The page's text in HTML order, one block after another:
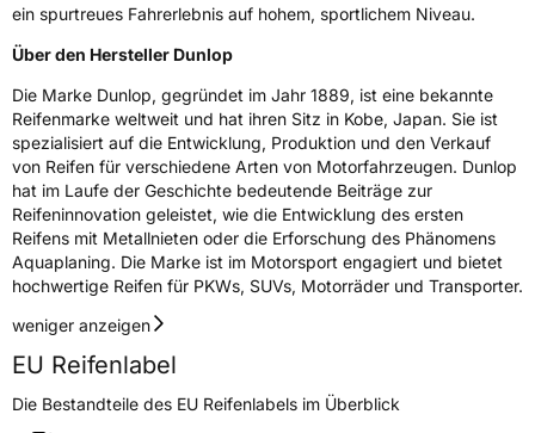
ein spurtreues Fahrerlebnis auf hohem, sportlichem Niveau.
Über den Hersteller Dunlop
Die Marke Dunlop, gegründet im Jahr 1889, ist eine bekannte
Reifenmarke weltweit und hat ihren Sitz in Kobe, Japan. Sie ist
spezialisiert auf die Entwicklung, Produktion und den Verkauf
von Reifen für verschiedene Arten von Motorfahrzeugen. Dunlop
hat im Laufe der Geschichte bedeutende Beiträge zur
Reifeninnovation geleistet, wie die Entwicklung des ersten
Reifens mit Metallnieten oder die Erforschung des Phänomens
Aquaplaning. Die Marke ist im Motorsport engagiert und bietet
hochwertige Reifen für PKWs, SUVs, Motorräder und Transporter.
weniger anzeigen
EU Reifenlabel
Die Bestandteile des EU Reifenlabels im Überblick